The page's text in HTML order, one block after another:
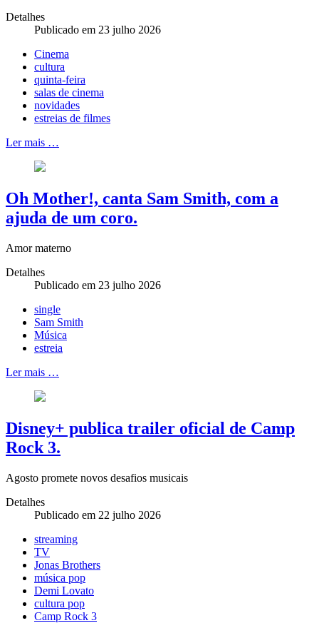
Detalhes
Publicado em 23 julho 2026
Cinema
cultura
quinta-feira
salas de cinema
novidades
estreias de filmes
Ler mais …
Oh Mother!, canta Sam Smith, com a
ajuda de um coro.
Amor materno
Detalhes
Publicado em 23 julho 2026
single
Sam Smith
Música
estreia
Ler mais …
Disney+ publica trailer oficial de Camp
Rock 3.
Agosto promete novos desafios musicais
Detalhes
Publicado em 22 julho 2026
streaming
TV
Jonas Brothers
música pop
Demi Lovato
cultura pop
Camp Rock 3